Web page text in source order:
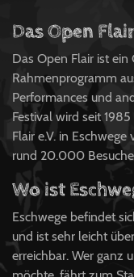
Das Open
Das Open Flair ist ein
Rahmenprogramm
Performances und
Festival wird seit
Flair e.V. in
rund 20.000
Wo ist
Eschwege befindet
und ist sehr leicht
erreichbar. Wer ganz